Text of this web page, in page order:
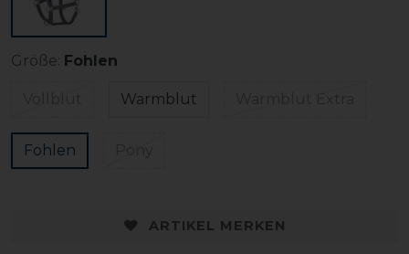
Größe: Fohlen
Warmblut
Fohlen
ARTIKEL MERKEN